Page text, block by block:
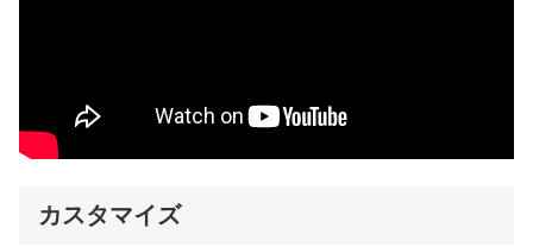
カスタマイズ